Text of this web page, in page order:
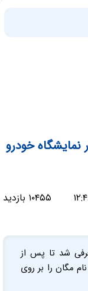
خودرو
۱۰۴۵۵ بازدید
شد تا پس از
نام مگان را بر روی